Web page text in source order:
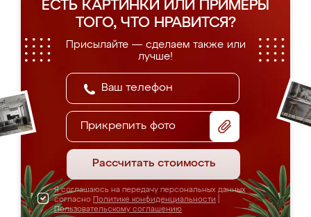
ЕСТЬ КАРТИНКИ ИЛИ ПРИМЕРЫ
ТОГО, ЧТО НРАВИТСЯ?
Присылайте — сделаем также или
лучше!
Прикрепить фото
Рассчитать стоимость
Я соглашаюсь на передачу персональных данных
согласно Политике конфиденциальности
Пользовательскому соглашению